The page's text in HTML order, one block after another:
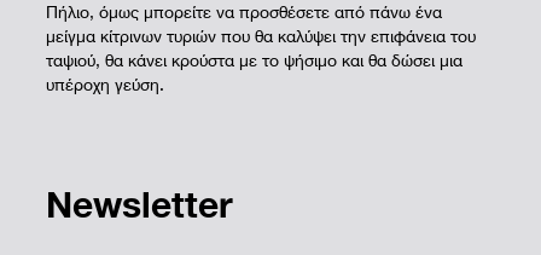
Πήλιο, όμως μπορείτε να προσθέσετε από πάνω ένα
μείγμα κίτρινων τυριών που θα καλύψει την επιφάνεια του
ταψιού, θα κάνει κρούστα με το ψήσιμο και θα δώσει μια
υπέροχη γεύση.
Newsletter